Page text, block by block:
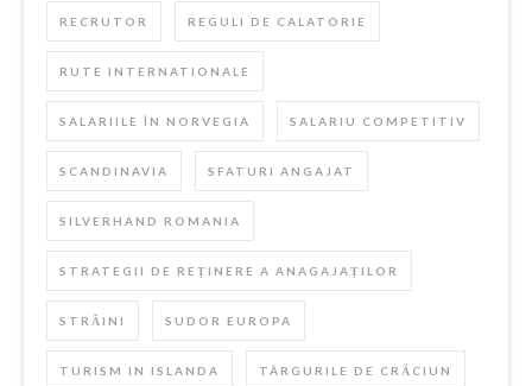
RECRUTOR REGULI DE CALATORIE
RUTE INTERNATIONALE
SALARIILE ÎN NORVEGIA SALARIU COMPETITIV
SCANDINAVIA SFATURI ANGAJAT
SILVERHAND ROMANIA
STRATEGII DE REȚINERE A ANAGAJAȚILOR
STRĂINI SUDOR EUROPA
TURISM IN ISLANDA TÂRGURILE DE CRĂCIUN